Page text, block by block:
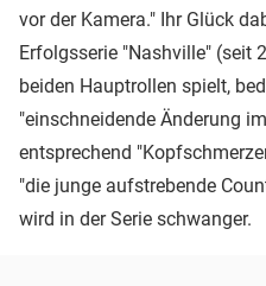
vor der Kamera." Ihr Glück
Erfolgsserie "Nashville" (seit
beiden Hauptrollen spielt,
"einschneidende Änderung
entsprechend
"die junge aufstrebende
wird in der Serie schwanger.